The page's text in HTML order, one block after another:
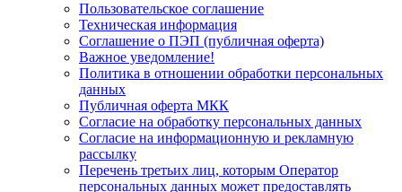
Пользовательское соглашение
Техническая информация
Соглашение о ПЭП (публичная оферта)
Важное уведомление!
Политика в отношении обработки персональных
данных
Публичная оферта МКК
Согласие на обработку персональных данных
Согласие на информационную и рекламную
рассылку
Перечень третьих лиц, которым Оператор
персональных данных может предоставлять